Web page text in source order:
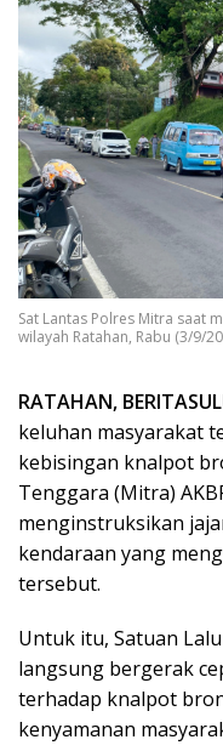
Sat Lantas Polres Mitra saat
wilayah Ratahan, Rabu (3/9/
RATAHAN,
keluhan masyarakat
kebisingan knalpot
Tenggara (Mitra)
menginstruksikan
kendaraan yang
tersebut.
Untuk itu, Satuan
langsung bergerak
terhadap knalpot
kenyamanan